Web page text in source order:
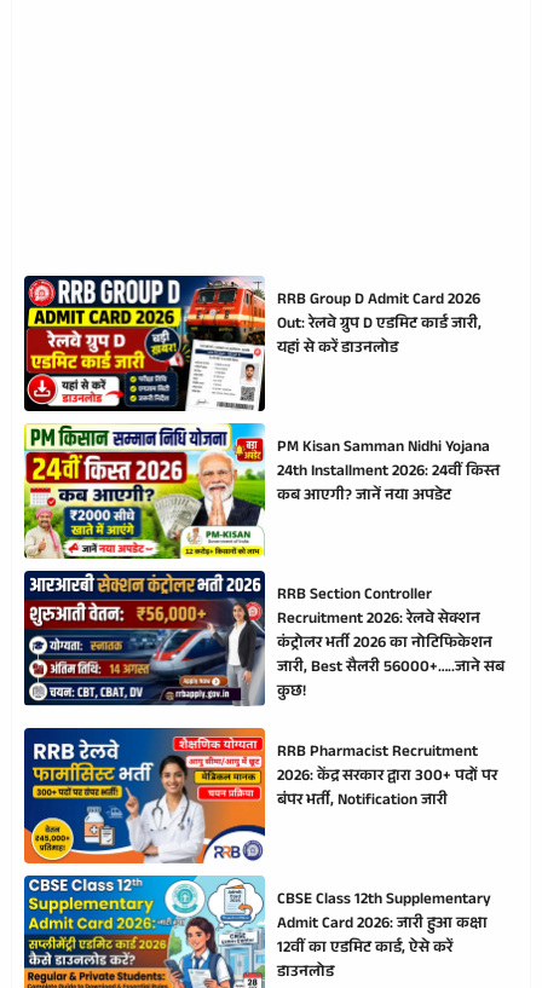
RRB Group D Admit Card 2026
Out: रेलवे ग्रुप D एडमिट कार्ड जारी,
यहां से करें डाउनलोड
PM Kisan Samman Nidhi Yojana
24th Installment 2026: 24वीं किस्त
कब आएगी? जानें नया अपडेट
RRB Section Controller
Recruitment 2026: रेलवे सेक्शन
कंट्रोलर भर्ती 2026 का नोटिफिकेशन
जारी, Best सैलरी 56000+…..जाने सब
कुछ!
RRB Pharmacist Recruitment
2026: केंद्र सरकार द्वारा 300+ पदों पर
बंपर भर्ती, Notification जारी
CBSE Class 12th Supplementary
Admit Card 2026: जारी हुआ कक्षा
12वीं का एडमिट कार्ड, ऐसे करें
डाउनलोड